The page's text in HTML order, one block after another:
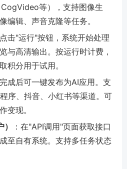
等），支持图像生
编辑、声音克隆等任务。
点击"运行"按钮，系统开始处理
与高清输出。按运行时计费，
积分用于试用。
完成后可一键发布为AI应用。支
序、抖音、小红书等渠道。可
变现。
：在"API调用"页面获取接口
至自有系统。支持多任务状态